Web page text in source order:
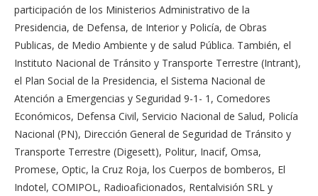
participación de los Ministerios Administrativo de la
Presidencia, de Defensa, de Interior y Policía, de Obras
Publicas, de Medio Ambiente y de salud Pública. También, el
Instituto Nacional de Tránsito y Transporte Terrestre (Intrant),
el Plan Social de la Presidencia, el Sistema Nacional de
Atención a Emergencias y Seguridad 9-1- 1, Comedores
Económicos, Defensa Civil, Servicio Nacional de Salud, Policía
Nacional (PN), Dirección General de Seguridad de Tránsito y
Transporte Terrestre (Digesett), Politur, Inacif, Omsa,
Promese, Optic, la Cruz Roja, los Cuerpos de bomberos, El
Indotel, COMIPOL, Radioaficionados, Rentalvisión SRL y